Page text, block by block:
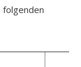
folgenden